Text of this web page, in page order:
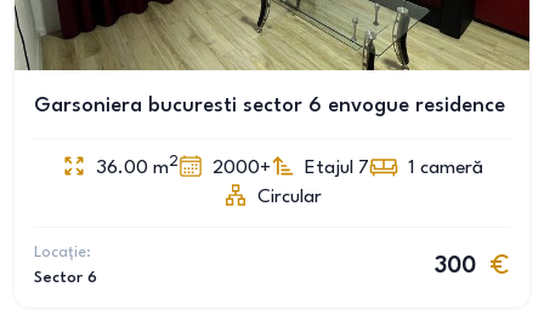
Garsoniera bucuresti sector 6 envogue residence
36.00 m2 2000+ Etajul 7 1 cameră
Circular
Locație:
Sector 6
300